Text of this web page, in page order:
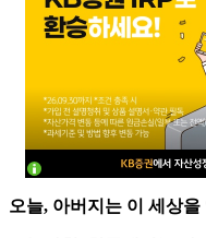
오늘, 아버지는 이 세상